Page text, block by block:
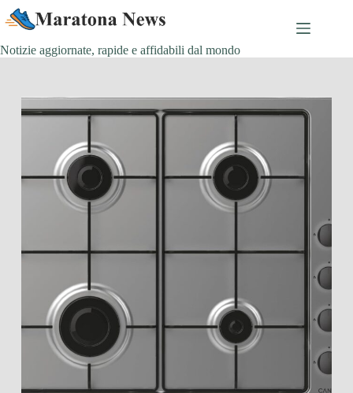
Salta
al
contenuto
Notizie aggiornate, rapide e affidabili dal mondo